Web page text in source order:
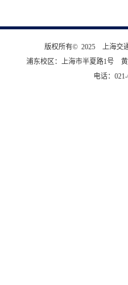
版权所有© 2025 上海交
浦东校区：上海市半夏路1号
电话：